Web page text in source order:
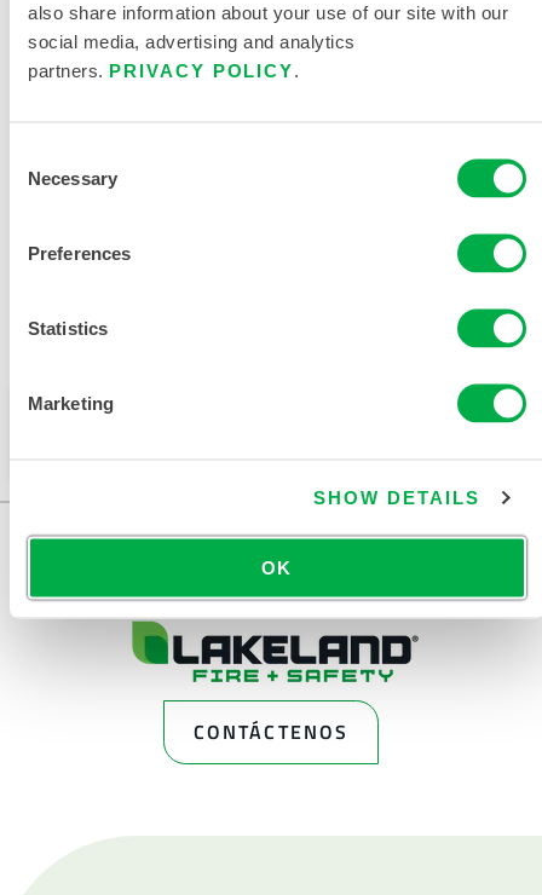
also share information about your use of our site with our
social media, advertising and analytics
partners. PRIVACY POLICY
Selection
Necessary
Preferences
Statistics
Marketing
SHOW DETAILS
OK
DOCUMENTOS RELACIONADOS
EQUIPOS DE PROTECCIÓN PARA
PRIMEROS INTERVINIENTES
Disponible en estas regiones de venta: CHINA, ASIA.
Este producto no suele venderse en su región. Puede
CONTÁCTENOS